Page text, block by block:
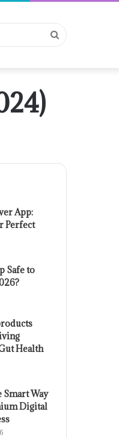
Search
App:
Perfect
Safe to
Health
Way
Digital